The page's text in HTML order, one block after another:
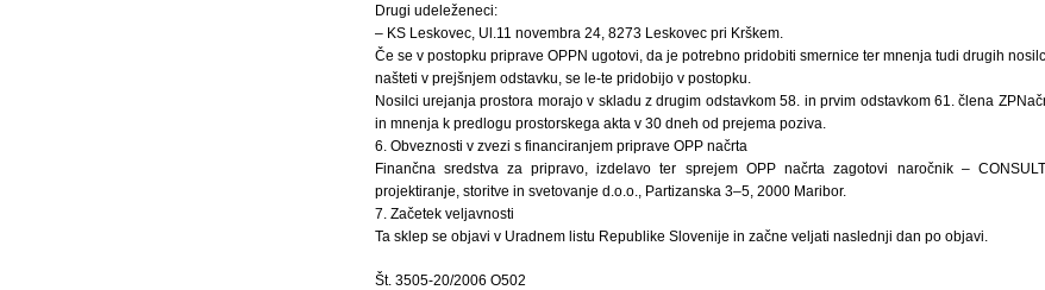
Drugi udeleženeci:
– KS Leskovec, Ul.11 novembra 24, 8273 Leskovec pri Krškem.
Če se v postopku priprave OPPN ugotovi, da je potrebno pridobiti smernice ter mnenja tudi drugih
našteti v prejšnjem odstavku, se le-te pridobijo v postopku.
Nosilci urejanja prostora morajo v skladu z drugim odstavkom 58. in prvim odstavkom 61. člena
in mnenja k predlogu prostorskega akta v 30 dneh od prejema poziva.
6. Obveznosti v zvezi s financiranjem priprave OPP načrta
Finančna sredstva za pripravo, izdelavo ter sprejem OPP načrta zagotovi naročnik –
projektiranje, storitve in svetovanje d.o.o., Partizanska 3–5, 2000 Maribor.
7. Začetek veljavnosti
Ta sklep se objavi v Uradnem listu Republike Slovenije in začne veljati naslednji dan po objavi.
Št. 3505-20/2006 O502